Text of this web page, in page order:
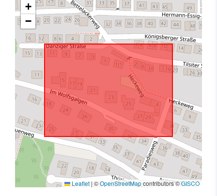
+
−
Leaflet | ©OpenStreetMapcontributors ©GISCO